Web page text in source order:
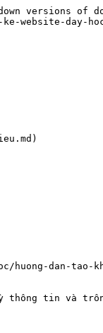
versions of
website-day-
huong-dan-tao-
thông tin và